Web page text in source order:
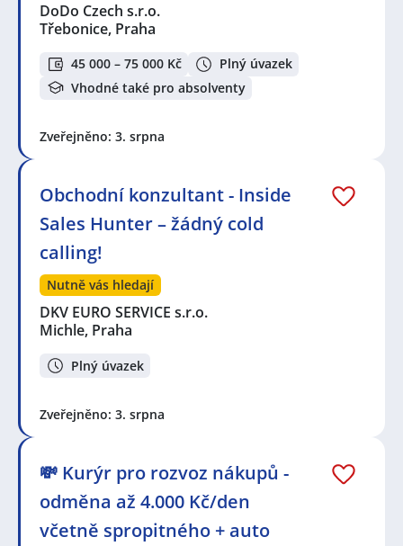
DoDo Czech s.r.o.
Třebonice, Praha
45 000 – 75 000 Kč
Plný úvazek
Vhodné také pro absolventy
Zveřejněno: 3. srpna
Obchodní konzultant - Inside
Sales Hunter – žádný cold
calling!
Nutně vás hledají
DKV EURO SERVICE s.r.o.
Michle, Praha
Plný úvazek
Zveřejněno: 3. srpna
💸 Kurýr pro rozvoz nákupů -
odměna až 4.000 Kč/den
včetně spropitného + auto